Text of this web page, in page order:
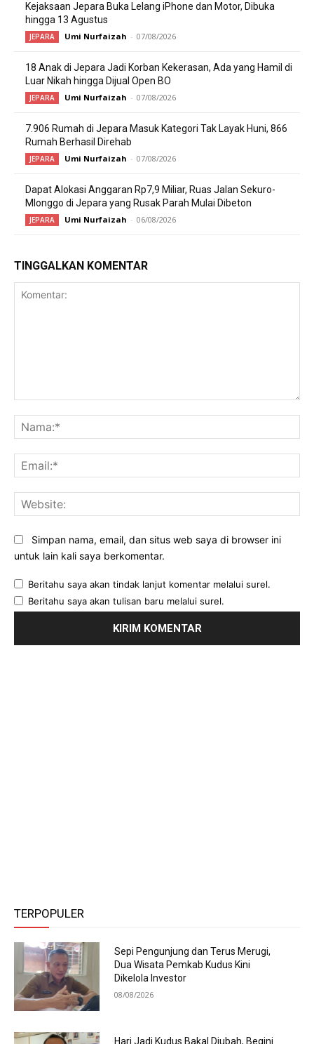
Kejaksaan Jepara Buka Lelang iPhone dan Motor, Dibuka
hingga 13 Agustus
JEPARA Umi Nurfaizah - 07/08/2026
18 Anak di Jepara Jadi Korban Kekerasan, Ada yang Hamil di
Luar Nikah hingga Dijual Open BO
JEPARA Umi Nurfaizah - 07/08/2026
7.906 Rumah di Jepara Masuk Kategori Tak Layak Huni, 866
Rumah Berhasil Direhab
JEPARA Umi Nurfaizah - 07/08/2026
Dapat Alokasi Anggaran Rp7,9 Miliar, Ruas Jalan Sekuro-
Mlonggo di Jepara yang Rusak Parah Mulai Dibeton
JEPARA Umi Nurfaizah - 06/08/2026
TINGGALKAN KOMENTAR
Simpan nama, email, dan situs web saya di browser ini
untuk lain kali saya berkomentar.
Beritahu saya akan tindak lanjut komentar melalui surel.
Beritahu saya akan tulisan baru melalui surel.
TERPOPULER
Sepi Pengunjung dan Terus Merugi,
Dua Wisata Pemkab Kudus Kini
Dikelola Investor
08/08/2026
Hari Jadi Kudus Bakal Diubah, Begini